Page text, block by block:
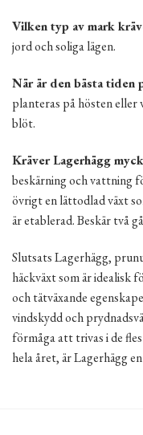
Vilken typ av mark
jord och soliga lägen.
När är den bästa tiden
planteras på hösten
blöt.
Kräver Lagerhägg
beskärning och vattning
övrigt en lättodlad växt
är etablerad. Beskär två
Slutsats Lagerhägg,
häckväxt som är idealisk
och tätväxande
vindskydd och
förmåga att trivas i de
hela året, är Lagerhägg